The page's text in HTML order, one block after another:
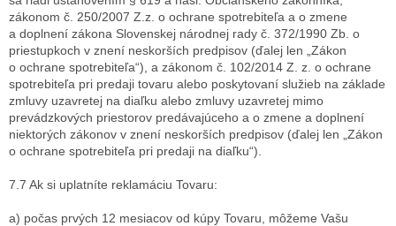
zákonom č. 250/2007 Z.z. o ochrane spotrebiteľa a o zmene
a doplnení zákona Slovenskej národnej rady č. 372/1990 Zb. o
priestupkoch v znení neskorších predpisov (ďalej len „Zákon
o ochrane spotrebiteľa“), a zákonom č. 102/2014 Z. z. o ochrane
spotrebiteľa pri predaji tovaru alebo poskytovaní služieb na základe
zmluvy uzavretej na diaľku alebo zmluvy uzavretej mimo
prevádzkových priestorov predávajúceho a o zmene a doplnení
niektorých zákonov v znení neskorších predpisov (ďalej len „Zákon
o ochrane spotrebiteľa pri predaji na diaľku“).
7.7 Ak si uplatníte reklamáciu Tovaru:
a) počas prvých 12 mesiacov od kúpy Tovaru, môžeme Vašu